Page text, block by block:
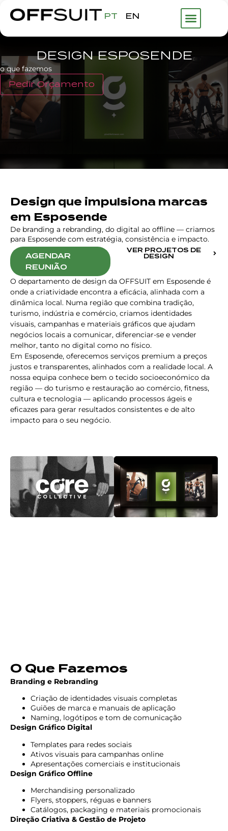
PT EN
DESIGN ESPOSENDE
o que fazemos
Pedir Orçamento
Design que impulsiona marcas
em Esposende
De branding a rebranding, do digital ao offline — criamos
para Esposende com estratégia, consistência e impacto.
AGENDAR
REUNIÃO
VER PROJETOS DE
DESIGN
O departamento de design da OFFSUIT em Esposende é
onde a criatividade encontra a eficácia, alinhada com a
dinâmica local. Numa região que combina tradição,
turismo, indústria e comércio, criamos identidades
visuais, campanhas e materiais gráficos que ajudam
negócios locais a comunicar, diferenciar-se e vender
melhor, tanto no digital como no físico.
Em Esposende, oferecemos serviços premium a preços
justos e transparentes, alinhados com a realidade local. A
nossa equipa conhece bem o tecido socioeconómico da
região — do turismo e restauração ao comércio, fitness,
cultura e tecnologia — aplicando processos ágeis e
eficazes para gerar resultados consistentes e de alto
impacto para o seu negócio.
O Que Fazemos
Branding e Rebranding
Criação de identidades visuais completas
Guiões de marca e manuais de aplicação
Naming, logótipos e tom de comunicação
Design Gráfico Digital
Templates para redes sociais
Ativos visuais para campanhas online
Apresentações comerciais e institucionais
Design Gráfico Offline
Merchandising personalizado
Flyers, stoppers, réguas e banners
Catálogos, packaging e materiais promocionais
Direção Criativa & Gestão de Projeto